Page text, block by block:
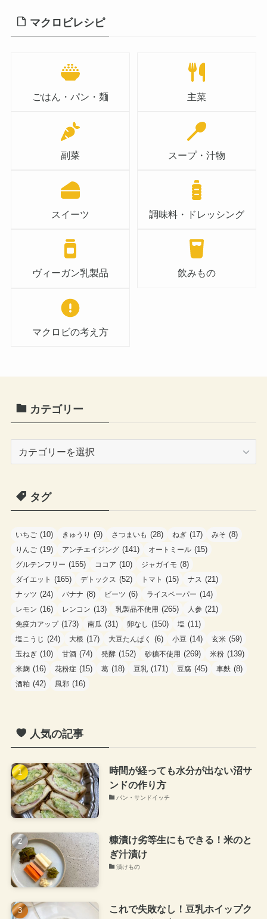
マクロビレシピ
ごはん・パン・麺 主菜
副菜 スープ・汁物
スイーツ 調味料・ドレッシング
ヴィーガン乳製品 飲みもの
マクロビの考え方
カテゴリー
ゴ
タグ
いちご (10) きゅうり (9) さつまいも (28) ねぎ (17) みそ (8)
りんご (19) アンチエイジング (141) オートミール (15)
グルテンフリー (155) ココア (10) ジャガイモ (8)
ダイエット (165) デトックス (52) トマト (15) ナス (21)
ナッツ (24) バナナ (8) ビーツ (6) ライスペーパー (14)
レモン (16) レンコン (13) 乳製品不使用 (265) 人参 (21)
免疫力アップ(173) 南瓜 (31) 卵なし (150) 塩 (11)
塩こうじ (24) 大根 (17) 大豆たんぱく (6) 小豆 (14) 玄米 (59)
玉ねぎ (10) 甘酒 (74) 発酵 (152) 砂糖不使用 (269) 米粉 (139)
米麹 (16) 花粉症 (15) 葛 (18) 豆乳 (171) 豆腐 (45) 車麩 (8)
酒粕 (42) 風邪 (16)
人気の記事
時間が経っても水分が出ない沼サ
ンドの作り方
パン・サンドイッチ
糠漬け劣等生にもできる！米のと
ぎ汁漬け
漬けもの
これで失敗なし！豆乳ホイップク